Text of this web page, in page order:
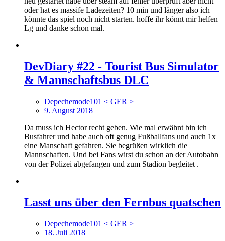
oder hat es massife Ladezeiten? 10 min und länger also ich
könnte das spiel noch nicht starten. hoffe ihr könnt mir helfen
Lg und danke schon mal.
DevDiary #22 - Tourist Bus Simulator
& Mannschaftsbus DLC
Depechemode101 < GER >
9. August 2018
Da muss ich Hector recht geben. Wie mal erwähnt bin ich
Busfahrer und habe auch oft genug Fußballfans und auch 1x
eine Manschaft gefahren. Sie begrüßen wirklich die
Mannschaften. Und bei Fans wirst du schon an der Autobahn
von der Polizei abgefangen und zum Stadion begleitet .
Lasst uns über den Fernbus quatschen
Depechemode101 < GER >
18. Juli 2018